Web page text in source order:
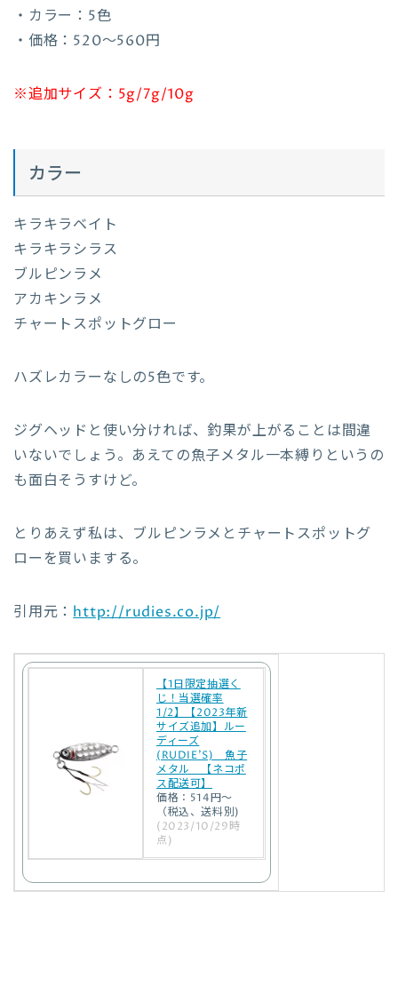
・カラー：5色
・価格：520〜560円
※追加サイズ：5g/7g/10g
カラー
キラキラベイト
キラキラシラス
ブルピンラメ
アカキンラメ
チャートスポットグロー
ハズレカラーなしの5色です。
ジグヘッドと使い分ければ、釣果が上がることは間違
いないでしょう。あえての魚子メタル一本縛りというの
も面白そうすけど。
とりあえず私は、ブルピンラメとチャートスポットグ
ローを買いまする。
引用元： http://rudies.co.jp/
【1日限定抽選く
じ！当選確率
1/2】【2023年新
サイズ追加】ルー
ディーズ
(RUDIE’S) 魚子
メタル 【ネコポ
ス配送可】
価格：514円～
（税込、送料別)
(2023/10/29時
点)